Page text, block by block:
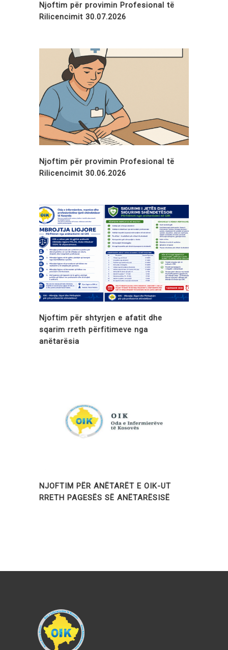
Njoftim për provimin Profesional të
Rilicencimit 30.07.2026
Njoftim për provimin Profesional të
Rilicencimit 30.06.2026
Njoftim për shtyrjen e afatit dhe
sqarim rreth përfitimeve nga
anëtarësia
NJOFTIM PËR ANËTARËT E OIK-UT
RRETH PAGESËS SË ANËTARËSISË